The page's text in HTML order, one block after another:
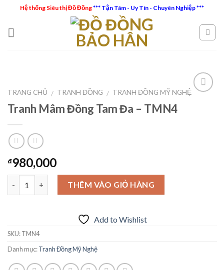
content
Hệ thống Siêu thị Đồ Đồng*** Tận Tâm - Uy Tín - Chuyên Nghiệp ***
TRANG CHỦ / TRANH ĐỒNG / TRANH ĐỒNG MỸ NGHỆ
Tranh Mâm Đồng Tam Đa – TMN4
₫980,000
THÊM VÀO GIỎ HÀNG
Add to Wishlist
SKU:TMN4
Danh mục:Tranh Đồng Mỹ Nghệ